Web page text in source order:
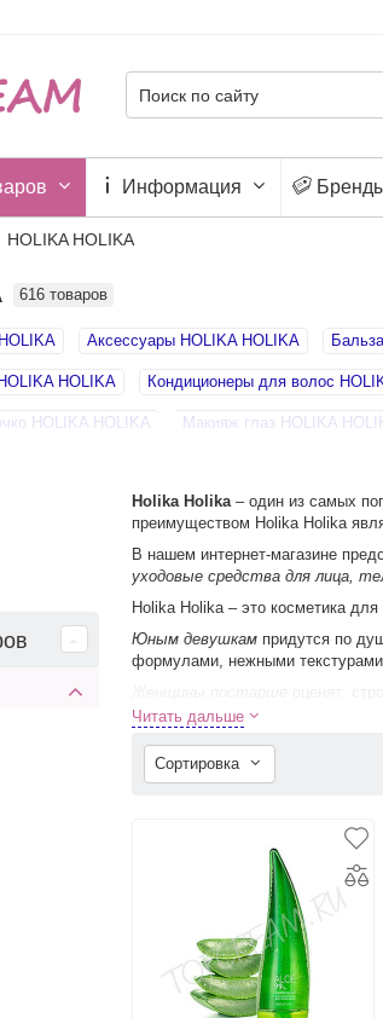
Информация
HOLIKA HOLIKA
616 товаров
Аксессуары HOLIKA HOLIKA
HOLIKA Кондиционеры для волос
HOLIKA HOLIKA Макияж глаз HOLIKA
HOLIKA HOLIKA
HOLIKA HOLIKA Маски, бальзамы,
Улиточная косметика HOLIKA HOLIKA
Holika Holika – один из самых
преимуществом Holika Holika
В нашем интернет-магазине
уходовые средства для лица,
Holika Holika – это косметика для
Юным девушкам придутся по
формулами, нежными
антивозрастные компоненты
В интернет-магазине корейской
области, а также в любой город
Читать дальше
Сортировка